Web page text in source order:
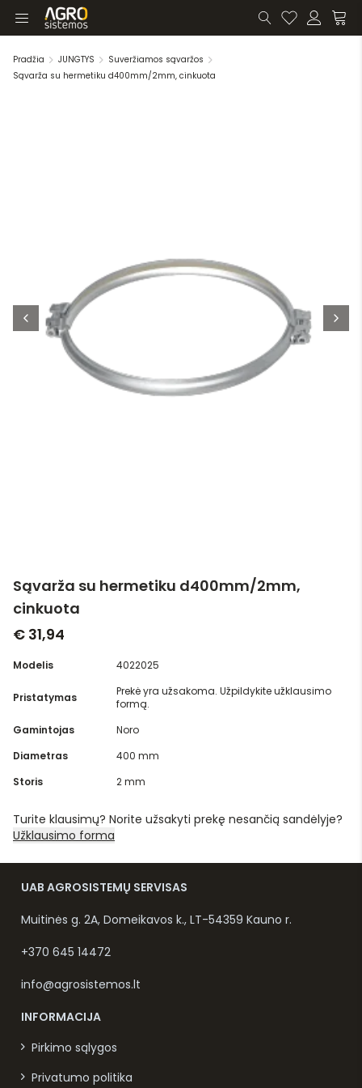
Pradžia JUNGTYS
Suveržiamos sąvaržos
Sąvarža su hermetiku d400mm/2mm, cinkuota
Sąvarža su hermetiku d400mm/2mm,
cinkuota
€ 31,94
Modelis 4022025
Pristatymas
Prekė yra užsakoma. Užpildykite užklausimo
formą.
Gamintojas
Noro
Diametras
400 mm
Storis
2 mm
Turite klausimų? Norite užsakyti prekę nesančią sandėlyje?
Užklausimo forma
UAB AGROSISTEMŲ SERVISAS
Muitinės g. 2A, Domeikavos k., LT-54359 Kauno r.
+370 645 14472
info@agrosistemos.lt
INFORMACIJA
Pirkimo sąlygos
Privatumo politika